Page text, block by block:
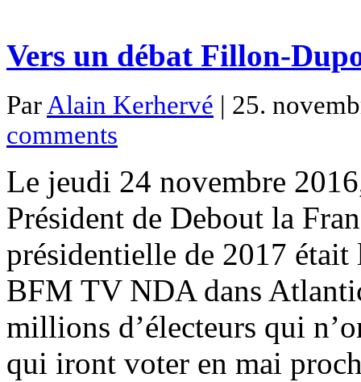
Vers un débat Fillon-
Par Alain Kerhervé | 25.
comments
Le jeudi 24 novembre
Président de Debout la
présidentielle de 2017
BFM TV NDA dans
millions d’électeurs qui
qui iront voter en mai